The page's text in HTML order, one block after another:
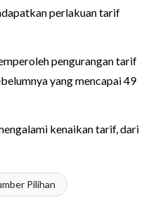
perlakuan tarif
pengurangan tarif
yang mencapai 49
kenaikan tarif, dari
Pilihan